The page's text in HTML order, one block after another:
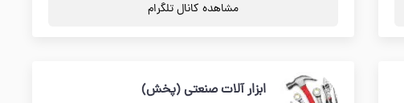
مشاهده کانال تلگرام
ابزار آلات صنعتی (پخش)